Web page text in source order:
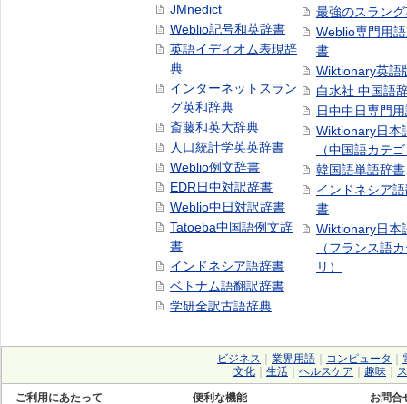
JMnedict
Weblio記号和英辞書
英語イディオム表現辞
典
インターネットスラン
グ英和辞典
斎藤和英大辞典
人口統計学英英辞書
Weblio例文辞書
EDR日中対訳辞書
Weblio中日対訳辞書
Tatoeba中国語例文辞
書
インドネシア語辞書
ベトナム語翻訳辞書
学研全訳古語辞典
最強のスラン
Weblio専門用
書
Wiktionary英語
白水社 中国語
日中中日専門
Wiktionary日本
（中国語カテ
韓国語単語辞書
インドネシア
書
Wiktionary日本
（フランス語
リ）
ビジネス 業界用語 コンピュータ
文化
生活 ヘルスケア 趣味
ご利用にあたって
便利な機能
お問合